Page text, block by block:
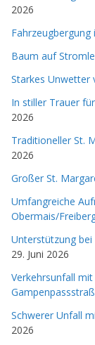
2026
Baum auf
Starkes Unwetter
In stiller Trauer
2026
Traditioneller St.
2026
Großer St.
Umfangreiche
Obermais/
Unterstützung
29. Juni 2026
Verkehrsunfall
Schwerer Unfall
2026